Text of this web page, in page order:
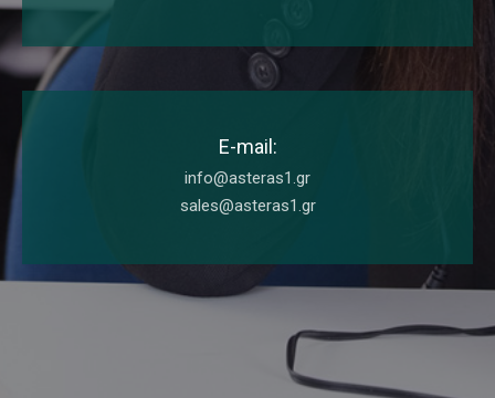
E-mail:
info@asteras1.gr
sales@asteras1.gr